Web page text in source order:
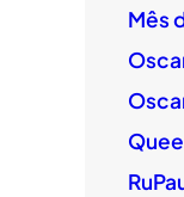
Mês